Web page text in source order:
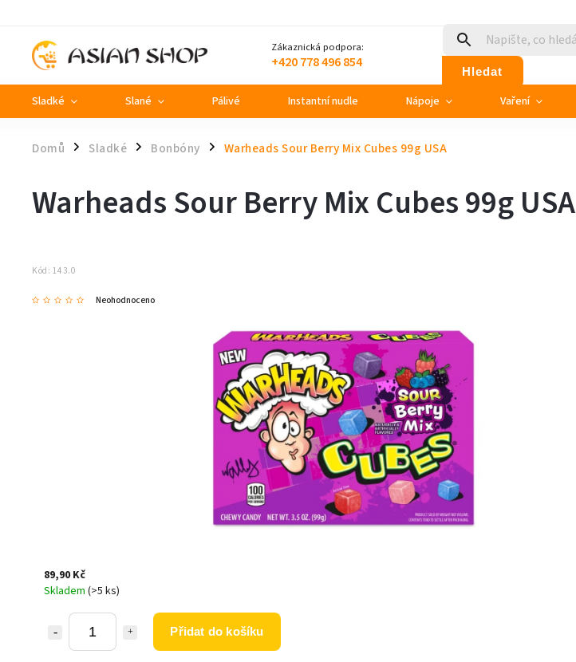
Zákaznická podpora:
+420 778 496 854 Hledat
Sladké Slané Pálivé Instantní nudle Nápoje Vaření
Domů / Sladké / Bonbóny / Warheads Sour Berry Mix Cubes 99g USA
Warheads Sour Berry Mix Cubes 99g USA
Kód: 143.0
Neohodnoceno
89,90 Kč
Skladem (>5 ks)
Přidat do košíku